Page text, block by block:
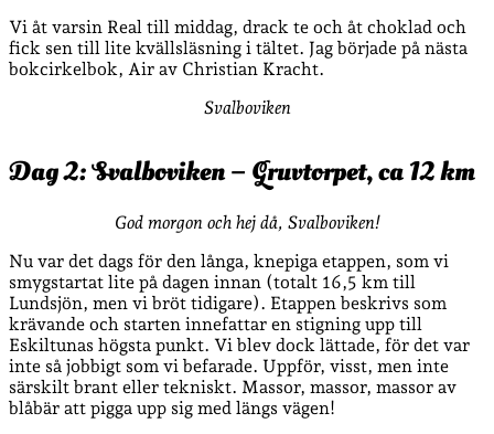
Vi åt varsin Real till middag, drack te och åt choklad och
fick sen till lite kvällsläsning i tältet. Jag började på nästa
bokcirkelbok, Air av Christian Kracht.
Svalboviken
Dag 2: Svalboviken – Gruvtorpet, ca 12 km
God morgon och hej då, Svalboviken!
Nu var det dags för den långa, knepiga etappen, som vi
smygstartat lite på dagen innan (totalt 16,5 km till
Lundsjön, men vi bröt tidigare). Etappen beskrivs som
krävande och starten innefattar en stigning upp till
Eskiltunas högsta punkt. Vi blev dock lättade, för det var
inte så jobbigt som vi befarade. Uppför, visst, men inte
särskilt brant eller tekniskt. Massor, massor, massor av
blåbär att pigga upp sig med längs vägen!